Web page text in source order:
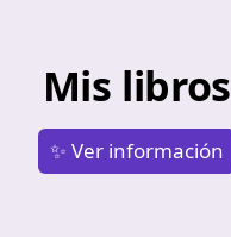
Mis libros
✨ Ver información